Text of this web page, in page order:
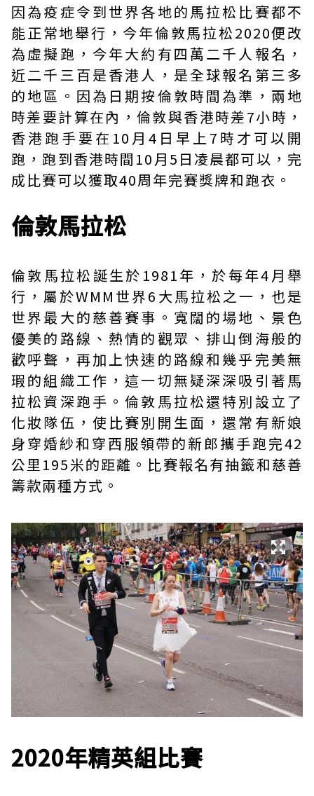
因為疫症令到世界各地的馬拉松比賽都不
能正常地舉行，今年倫敦馬拉松2020便改
為虛擬跑，今年大約有四萬二千人報名，
近二千三百是香港人，是全球報名第三多
的地區。因為日期按倫敦時間為準，兩地
時差要計算在內，倫敦與香港時差7小時，
香港跑手要在10月4日早上7時才可以開
跑，跑到香港時間10月5日凌晨都可以，完
成比賽可以獲取40周年完賽獎牌和跑衣。
倫敦馬拉松
倫敦馬拉松誕生於1981年，於每年4月舉
行，屬於WMM世界6大馬拉松之一，也是
世界最大的慈善賽事。寬闊的場地、景色
優美的路線、熱情的觀眾、排山倒海般的
歡呼聲，再加上快速的路線和幾乎完美無
瑕的組織工作，這一切無疑深深吸引著馬
拉松資深跑手。倫敦馬拉松還特別設立了
化妝隊伍，使比賽別開生面，還常有新娘
身穿婚紗和穿西服領帶的新郎攜手跑完42
公里195米的距離。比賽報名有抽籤和慈善
籌款兩種方式。
2020年精英組比賽